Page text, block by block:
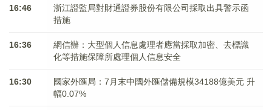
16:46
浙江證監局對財通證券股份有限公司採取出具警示函
措施
16:36
網信辦：大型個人信息處理者應當採取加密、去標識
化等措施保障所處理個人信息安全
16:30
國家外匯局：7月末中國外匯儲備規模34188億美元 升
幅0.07%